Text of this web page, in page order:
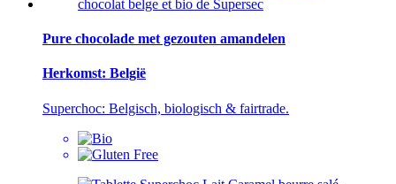
Pure chocolade met gezouten amandelen
Herkomst: België
Superchoc: Belgisch, biologisch & fairtrade.